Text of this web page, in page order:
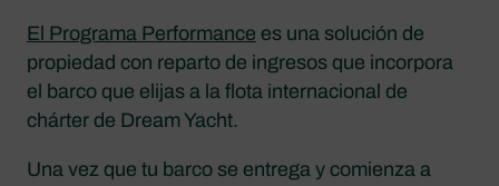
El Programa Performance es una solución de
propiedad con reparto de ingresos que incorpora
el barco que elijas a la flota internacional de
chárter de Dream Yacht.
Una vez que tu barco se entrega y comienza a